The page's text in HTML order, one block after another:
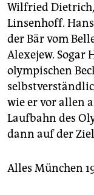
Wilfried
Linsenhoff.
der Bär vom
Alexejew. Sogar
olympischen
wie er vor allen
Laufbahn des
dann auf der
Alles München